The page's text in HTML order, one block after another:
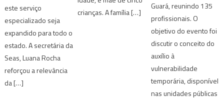
este serviço
especializado seja
expandido para todo o
estado. A secretária da
Seas, Luana Rocha
reforçou a relevância
da […]
crianças. A família […]
Guará, reunindo 135
profissionais. O
objetivo do evento foi
discutir o conceito do
auxílio à
vulnerabilidade
temporária, disponível
nas unidades públicas